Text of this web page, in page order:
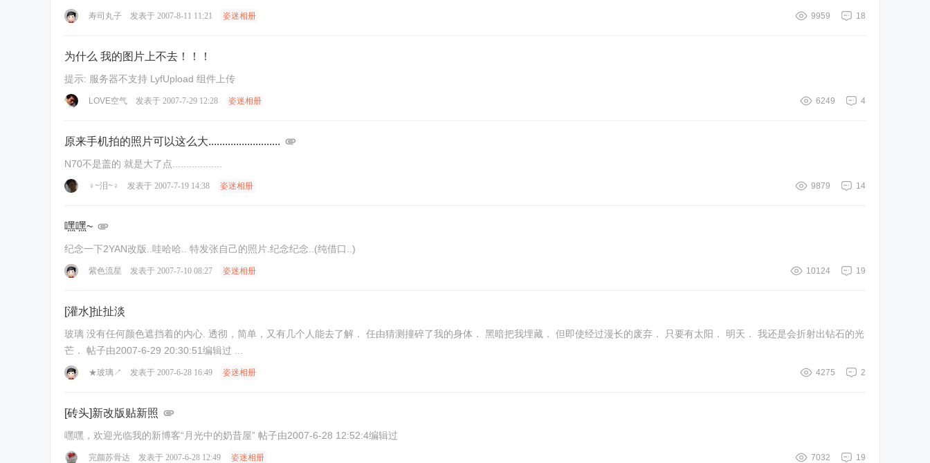
18
9959
寿司丸子 发表于 2007-8-11 11:21 姿迷相册
为什么 我的图片上不去！！！
提示: 服务器不支持 LyfUpload 组件上传
4
6249
LOVE空气 发表于 2007-7-29 12:28 姿迷相册
原来手机拍的照片可以这么大..........................
N70不是盖的 就是大了点..................
14
9879
♀~泪~♀ 发表于 2007-7-19 14:38 姿迷相册
嘿嘿~
纪念一下2YAN改版..哇哈哈.. 特发张自己的照片.纪念纪念..(纯借口..)
19
10124
紫色流星 发表于 2007-7-10 08:27 姿迷相册
[灌水]扯扯淡
玻璃 没有任何颜色遮挡着的内心. 透彻，简单，又有几个人能去了解． 任由猜测撞碎了我的身体． 黑暗把我埋藏． 但即使经过漫长的废弃． 只要有太阳． 明天． 我还是会折射出钻石的光
芒． 帖子由2007-6-29 20:30:51编辑过 ...
2
4275
★玻璃↗ 发表于 2007-6-28 16:49 姿迷相册
[砖头]新改版贴新照
嘿嘿，欢迎光临我的新博客“月光中的奶昔屋” 帖子由2007-6-28 12:52:4编辑过
19
7032
完颜苏骨达 发表于 2007-6-28 12:49 姿迷相册